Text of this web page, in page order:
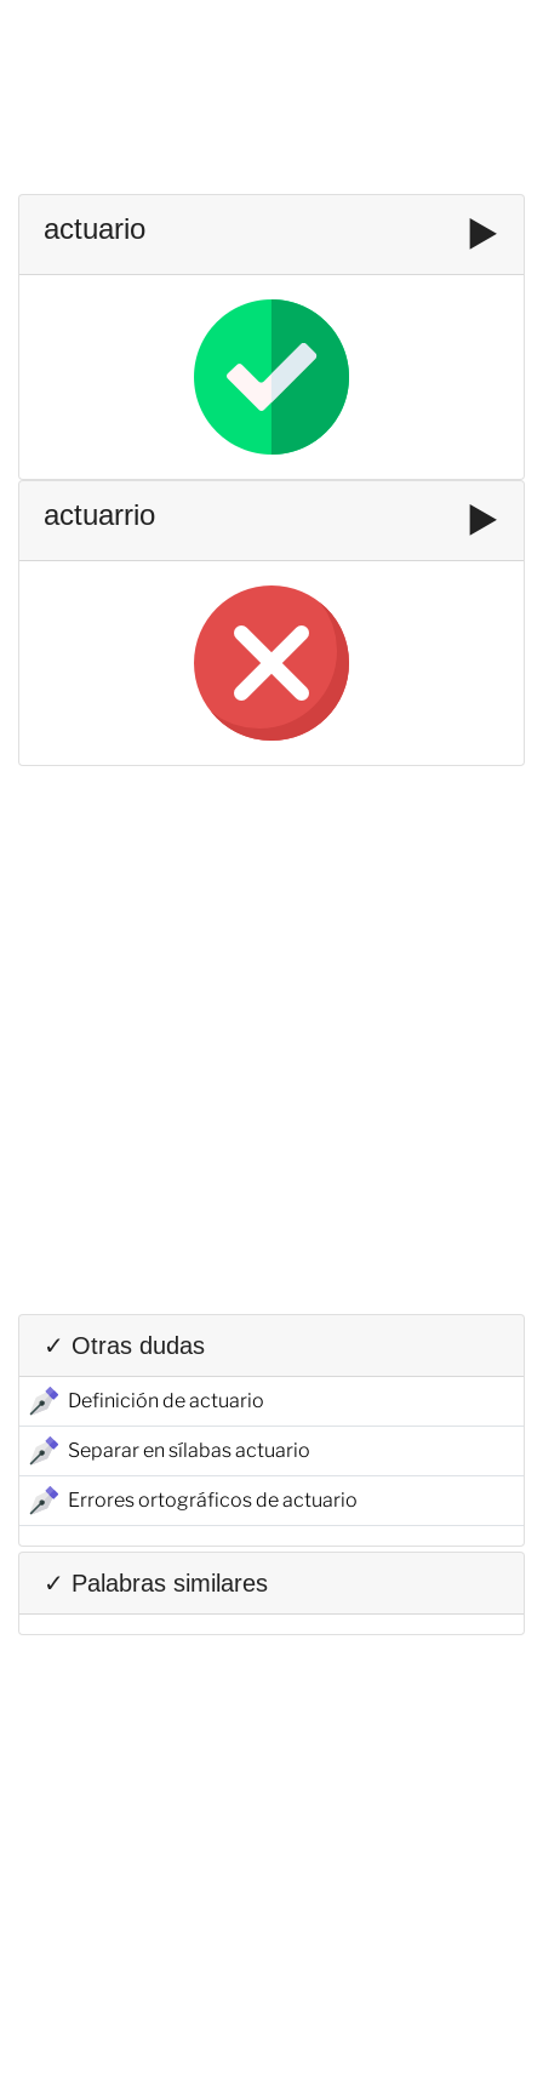
actuario ▶️
actuarrio ▶️
✓ Otras dudas
Definición de actuario
Separar en sílabas actuario
Errores ortográficos de actuario
✓ Palabras similares